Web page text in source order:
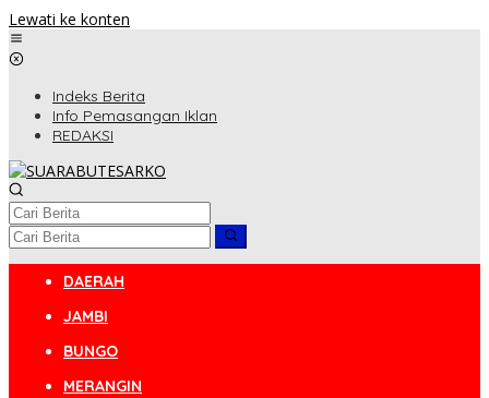
Lewati ke konten
Indeks Berita
Info Pemasangan Iklan
REDAKSI
DAERAH
JAMBI
BUNGO
MERANGIN